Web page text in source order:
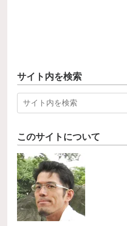
サイト内を検索
このサイトについて